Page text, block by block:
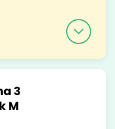
3
M